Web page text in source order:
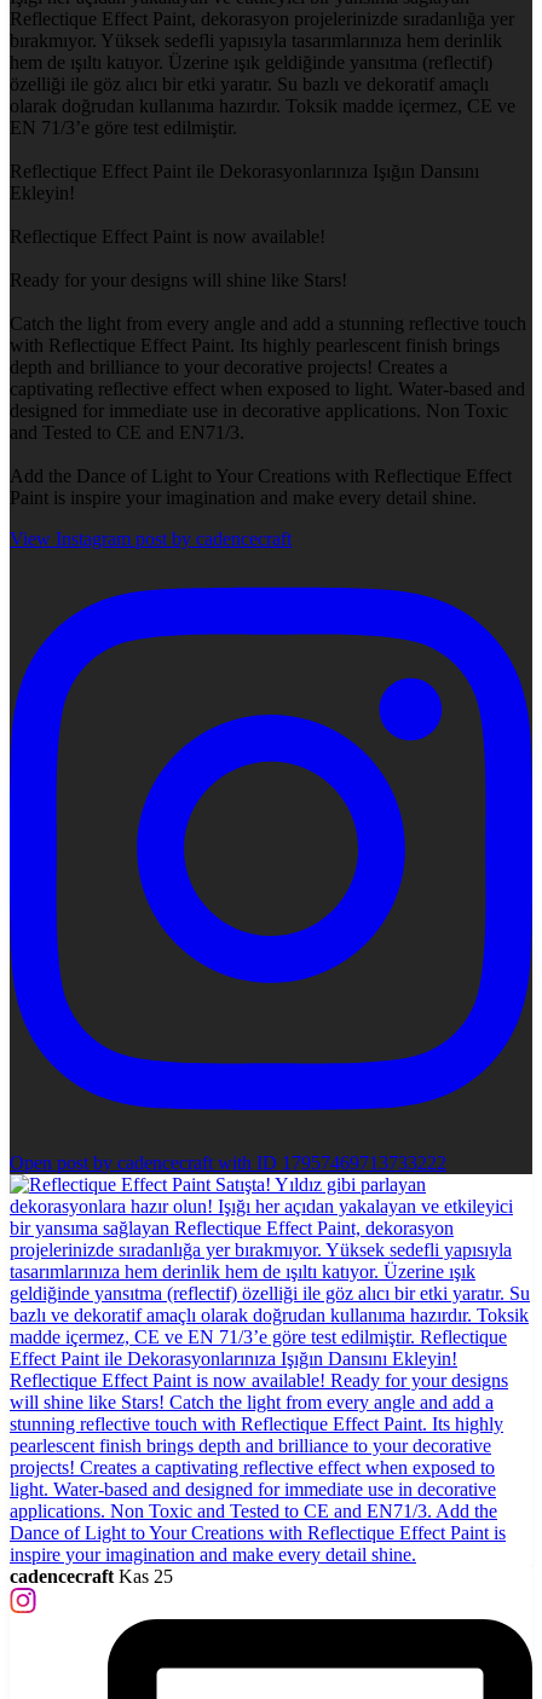
Reflectique Effect Paint, dekorasyon projelerinizde sıradanlığa yer
bırakmıyor. Yüksek sedefli yapısıyla tasarımlarınıza hem derinlik
hem de ışıltı katıyor. Üzerine ışık geldiğinde yansıtma (reflectif)
özelliği ile göz alıcı bir etki yaratır. Su bazlı ve dekoratif amaçlı
olarak doğrudan kullanıma hazırdır. Toksik madde içermez, CE ve
EN 71/3’e göre test edilmiştir.
Reflectique Effect Paint ile Dekorasyonlarınıza Işığın Dansını
Ekleyin!
Reflectique Effect Paint is now available!
Ready for your designs will shine like Stars!
Catch the light from every angle and add a stunning reflective touch
with Reflectique Effect Paint. Its highly pearlescent finish brings
depth and brilliance to your decorative projects! Creates a
captivating reflective effect when exposed to light. Water-based and
designed for immediate use in decorative applications. Non Toxic
and Tested to CE and EN71/3.
Add the Dance of Light to Your Creations with Reflectique Effect
Paint is inspire your imagination and make every detail shine.
View Instagram post by cadencecraft
Open post by cadencecraft with ID 17957469713733222
cadencecraft Kas 25